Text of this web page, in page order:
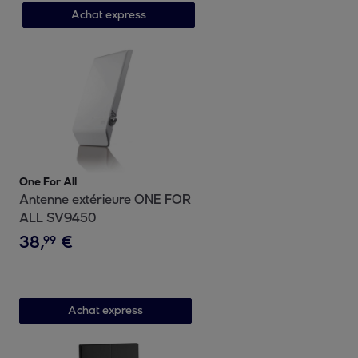
Achat express
One For All
Antenne extérieure ONE FOR
ALL SV9450
38,99 €
Achat express